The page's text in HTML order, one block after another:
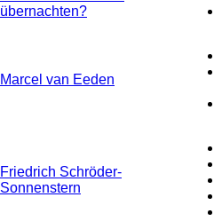
übernachten?
Marcel van Eeden
Friedrich Schröder-
Sonnenstern